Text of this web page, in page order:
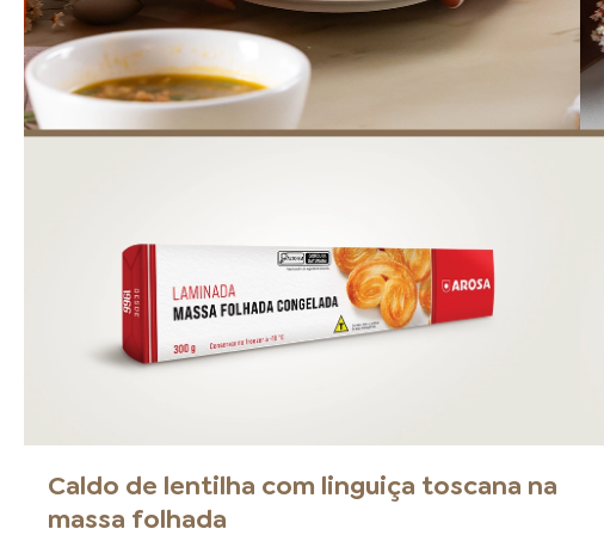
Caldo de lentilha com linguiça toscana na
massa folhada